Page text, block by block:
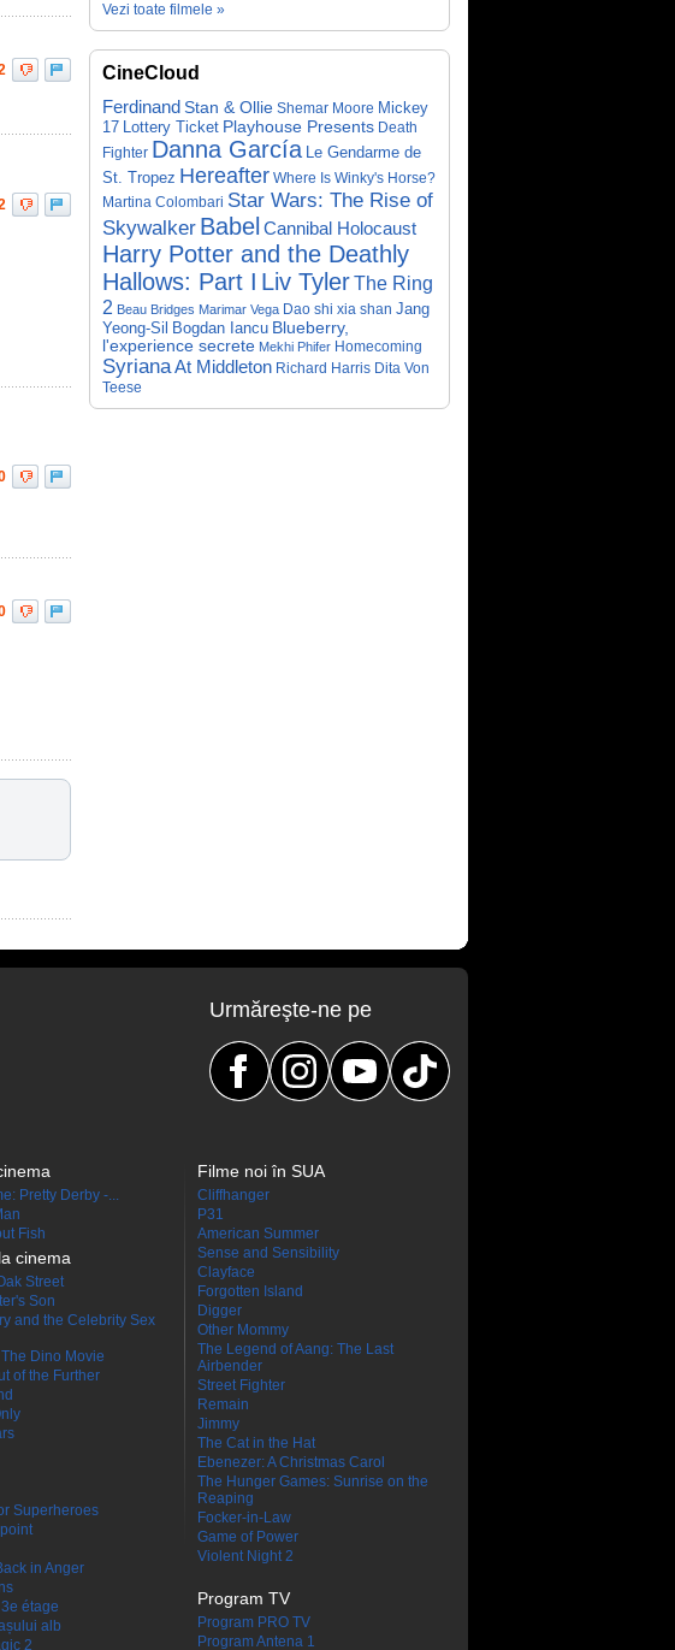
Vezi toate filmele »
CineCloud
Ferdinand Stan & Ollie Shemar Moore Mickey
17 Lottery Ticket Playhouse Presents Death
Fighter Danna García Le Gendarme de
St. Tropez Hereafter Where Is Winky's Horse?
Martina Colombari Star Wars: The Rise of
Skywalker Babel Cannibal Holocaust
Harry Potter and the Deathly
Hallows: Part I Liv TylerThe Ring
2 Beau Bridges Marimar Vega Dao shi xia shan Jang
Yeong-Sil
Bogdan Iancu Blueberry,
l'experience secrete Mekhi Phifer Homecoming
SyrianaAt Middleton Richard Harris Dita Von
Teese
Urmăreşte-ne pe
Pretty Derby -...
Fish
cinema
Street
Son
and the Celebrity Sex
Dino Movie
of the Further
Superheroes
in Anger
étage
alb
2
Filme noi în SUA
Cliffhanger
P31
American Summer
Sense and Sensibility
Clayface
Forgotten Island
Digger
Other Mommy
The Legend of Aang: The Last
Airbender
Street Fighter
Remain
Jimmy
The Cat in the Hat
Ebenezer: A Christmas Carol
The Hunger Games: Sunrise on the
Reaping
Focker-in-Law
Game of Power
Violent Night 2
Program TV
Program PRO TV
Program Antena 1